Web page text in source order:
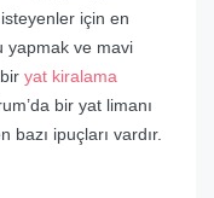
için en
yapmak ve mavi
yat kiralama
bir yat limanı
ipuçları vardır.